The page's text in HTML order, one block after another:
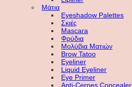
Μάτια
Eyeshadow Palettes
Σκιές
Mascara
Φρύδια
Μολύβια Ματιών
Brow Tatoo
Eyeliner
Liquid Eyeliner
Eye Primer
Anti-Cernes Concealer